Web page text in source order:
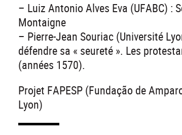
– Luiz Antonio Alves Eva (UFABC) :
Montaigne
– Pierre-Jean Souriac (Université
défendre sa « seureté ». Les
(années 1570).
Projet FAPESP (Fundação de
Lyon)